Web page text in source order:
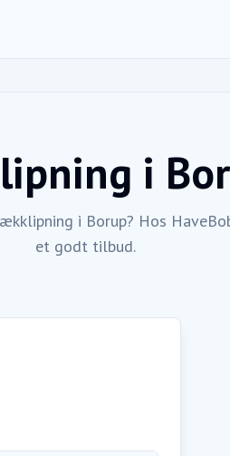
i
i Borup? Hos
et godt tilbud.